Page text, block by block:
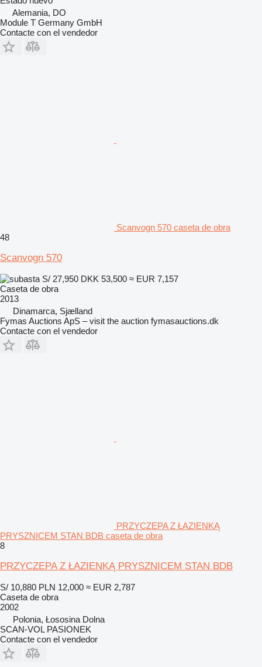
Alemania, DO
Module T Germany GmbH
Contacte con el vendedor
Scanvogn 570 caseta de obra
48
Scanvogn 570
S/ 27,950 DKK 53,500 ≈ EUR 7,157
Caseta de obra
2013
Dinamarca, Sjælland
Fymas Auctions ApS – visit the auction fymasauctions.dk
Contacte con el vendedor
PRZYCZEPA Z ŁAZIENKĄ
PRYSZNICEM STAN BDB caseta de obra
8
PRZYCZEPA Z ŁAZIENKĄ PRYSZNICEM STAN BDB
S/ 10,880 PLN 12,000 ≈ EUR 2,787
Caseta de obra
2002
Polonia, Łososina Dolna
SCAN-VOL PASIONEK
Contacte con el vendedor